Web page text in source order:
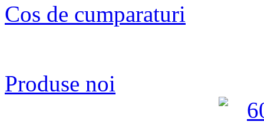
Cos de cumparaturi
Produse noi